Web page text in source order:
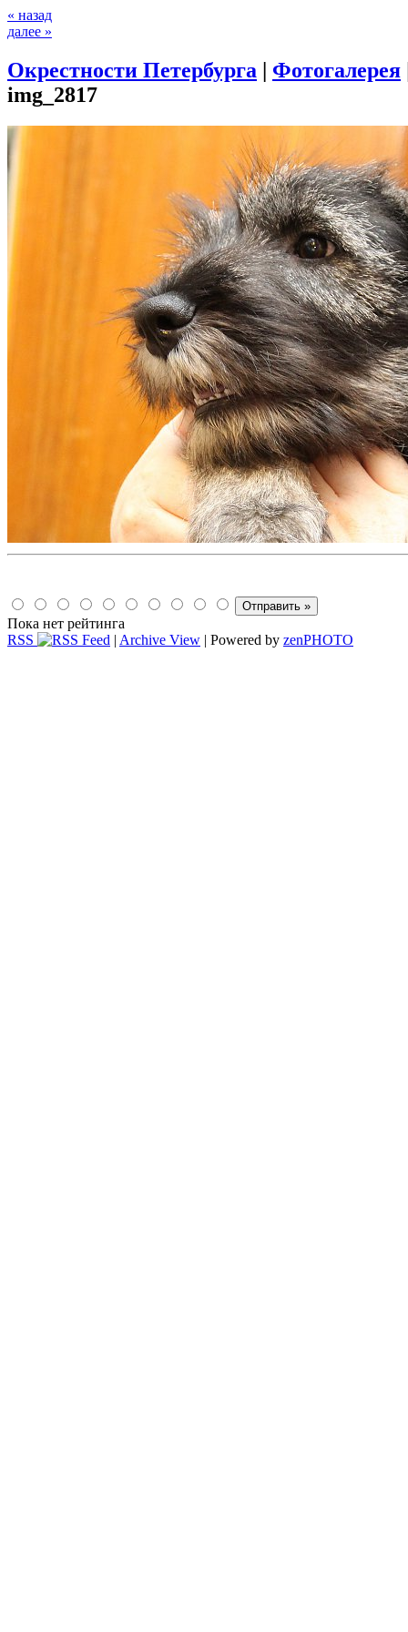
« назад
далее »
Окрестности Петербурга | Фотогалерея
img_2817
Пока нет рейтинга
RSS
| Archive View | Powered by zenPHOTO